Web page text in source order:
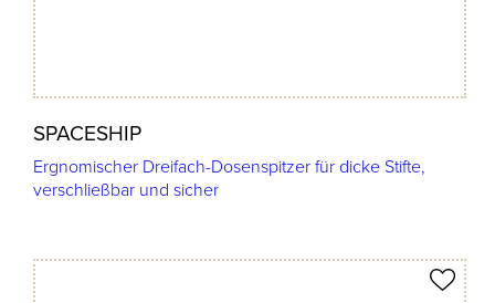
SPACESHIP
Ergnomischer Dreifach-Dosenspitzer für dicke Stifte,
verschließbar und sicher